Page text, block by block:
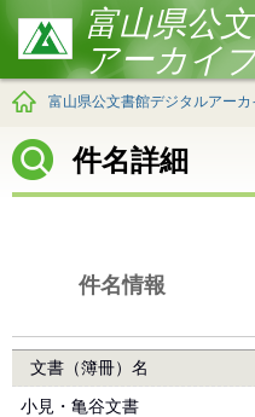
富山県公
アーカイ
富山県公文書館デジタルアーカ
件名詳細
件名情報
文書（簿冊）名
小見・亀谷文書